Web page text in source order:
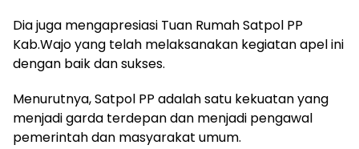
Dia juga mengapresiasi Tuan Rumah Satpol PP
Kab.Wajo yang telah melaksanakan kegiatan apel ini
dengan baik dan sukses.
Menurutnya, Satpol PP adalah satu kekuatan yang
menjadi garda terdepan dan menjadi pengawal
pemerintah dan masyarakat umum.